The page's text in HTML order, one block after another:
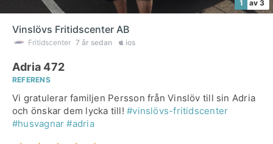
1 av 3
Vinslövs Fritidscenter AB
Fritidscenter 7 år sedan ios
Adria 472
REFERENS
Vi gratulerar familjen Persson från Vinslöv till sin Adria
och önskar dem lycka till!#vinslövs-fritidscenter
#husvagnar #adria